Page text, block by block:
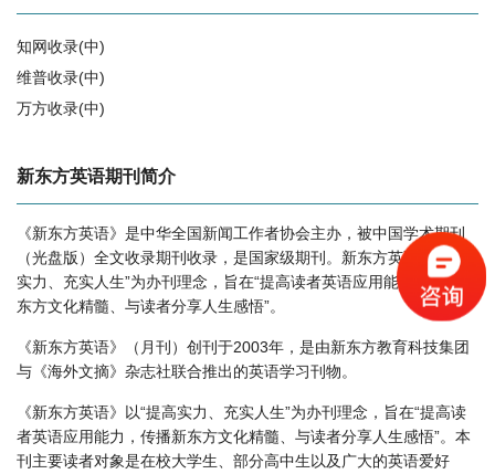
知网收录(中)
维普收录(中)
万方收录(中)
相关提问
新东方英语的影响因子是多少？
新东方英语怎么样？
新东方英语版面费如何收取？
新东方英语审稿要多久？
新东方英语期刊简介
《新东方英语》是中华全国新闻工作者协会主办，被中国学术期刊
（光盘版）全文收录期刊收录，是国家级期刊。新东方英语以“提高
实力、充实人生”为办刊理念，旨在“提高读者英语应用能力，传播新
东方文化精髓、与读者分享人生感悟”。
《新东方英语》（月刊）创刊于2003年，是由新东方教育科技集团
与《海外文摘》杂志社联合推出的英语学习刊物。
《新东方英语》以“提高实力、充实人生”为办刊理念，旨在“提高读
者英语应用能力，传播新东方文化精髓、与读者分享人生感悟”。本
刊主要读者对象是在校大学生、部分高中生以及广大的英语爱好